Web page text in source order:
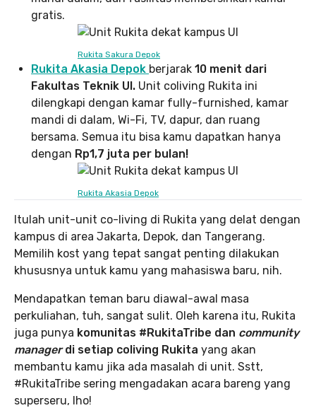
gratis.
Rukita Sakura Depok
Rukita Akasia Depok berjarak 10 menit dari
Fakultas Teknik UI. Unit coliving Rukita ini
dilengkapi dengan kamar fully-furnished, kamar
mandi di dalam, Wi-Fi, TV, dapur, dan ruang
bersama. Semua itu bisa kamu dapatkan hanya
dengan Rp1,7 juta per bulan!
Rukita Akasia Depok
Itulah unit-unit co-living di Rukita yang delat dengan
kampus di area Jakarta, Depok, dan Tangerang.
Memilih kost yang tepat sangat penting dilakukan
khususnya untuk kamu yang mahasiswa baru, nih.
Mendapatkan teman baru diawal-awal masa
perkuliahan, tuh, sangat sulit. Oleh karena itu, Rukita
juga punya komunitas #RukitaTribe dan community
managerdi setiap coliving Rukita yang akan
membantu kamu jika ada masalah di unit. Sstt,
#RukitaTribe sering mengadakan acara bareng yang
superseru, lho!